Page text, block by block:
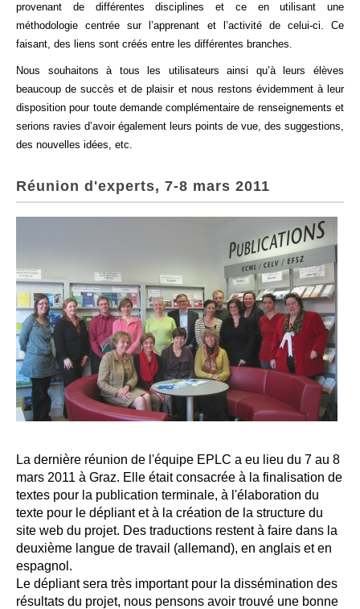
provenant de différentes disciplines et ce en utilisant une
méthodologie centrée sur l’apprenant et l’activité de celui-ci. Ce
faisant, des liens sont créés entre les différentes branches.
Nous souhaitons à tous les utilisateurs ainsi qu’à leurs élèves
beaucoup de succès et de plaisir et nous restons évidemment à leur
disposition pour toute demande complémentaire de renseignements et
serions ravies d’avoir également leurs points de vue, des suggestions,
des nouvelles idées, etc.
Réunion d'experts, 7-8 mars 2011
La dernière réunion de l'équipe EPLC a eu lieu du 7 au 8
mars 2011 à Graz. Elle était consacrée à la finalisation de
textes pour la publication terminale, à l'élaboration du
texte pour le dépliant et à la création de la structure du
site web du projet. Des traductions restent à faire dans la
deuxième langue de travail (allemand), en anglais et en
espagnol.
Le dépliant sera très important pour la dissémination des
résultats du projet, nous pensons avoir trouvé une bonne